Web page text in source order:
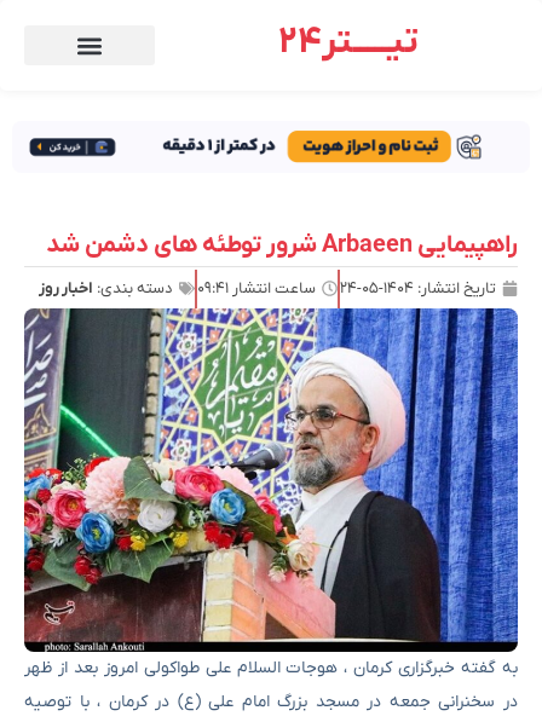
تیـــــتر24
راهپیمایی Arbaeen شرور توطئه های دشمن شد
تاریخ انتشار: ۱۴۰۴-۰۵-۲۴ ساعت انتشار ۰۹:۴۱ دسته بندی: اخبار روز
به گفته خبرگزاری کرمان ، هوجات السلام علی طواکولی امروز بعد از ظهر
در سخنرانی جمعه در مسجد بزرگ امام علی (ع) در کرمان ، با توصیه